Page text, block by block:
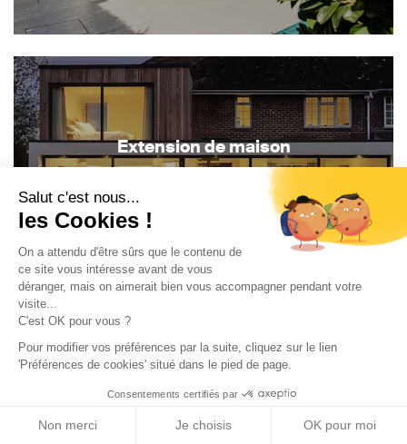
Salut c'est nous...
les Cookies !
On a attendu d'être sûrs que le contenu de
ce site vous intéresse avant de vous
déranger, mais on aimerait bien vous accompagner pendant votre
visite...
C'est OK pour vous ?
Pour modifier vos préférences par la suite, cliquez sur le lien
'Préférences de cookies' situé dans le pied de page.
Consentements certifiés par
Non merci Je choisis OK pour moi
Extension de maison
Rénovation de maison